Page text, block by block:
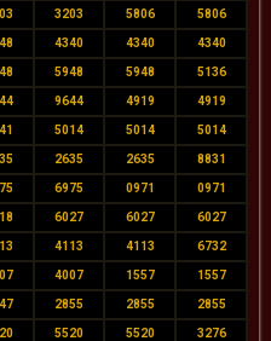
3203 5806 5806
4340 4340 4340
5948 5948 5136
9644 4919 4919
5014 5014 5014
2635 2635 8831
6975 0971 0971
6027 6027 6027
4113 4113 6732
4007 1557 1557
2855 2855 2855
5520 5520 3276